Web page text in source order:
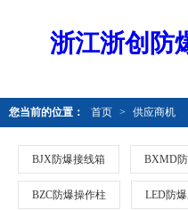
浙江浙创防
您当前的位置： 首页 > 供应商机
BJX防爆接线箱 BXMD
BZC防爆操作柱 LED防